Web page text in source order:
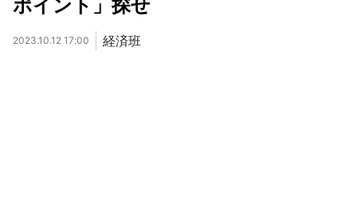
ポイント」探せ
2023.10.12 17:00 経済班